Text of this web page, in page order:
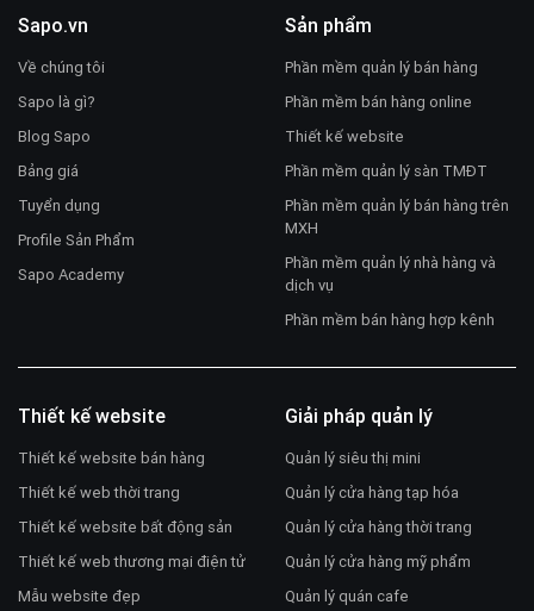
Sapo.vn
Về chúng tôi
Sapo là gì?
Blog Sapo
Bảng giá
Tuyển dụng
Profile Sản Phẩm
Sapo Academy
Sản phẩm
Phần mềm quản lý bán hàng
Phần mềm bán hàng online
Thiết kế website
Phần mềm quản lý sàn TMĐT
Phần mềm quản lý bán hàng trên
MXH
Phần mềm quản lý nhà hàng và
dịch vụ
Phần mềm bán hàng hợp kênh
Thiết kế website
Thiết kế website bán hàng
Thiết kế web thời trang
Thiết kế website bất động sản
Thiết kế web thương mại điện tử
Mẫu website đẹp
Giải pháp quản lý
Quản lý siêu thị mini
Quản lý cửa hàng tạp hóa
Quản lý cửa hàng thời trang
Quản lý cửa hàng mỹ phẩm
Quản lý quán cafe